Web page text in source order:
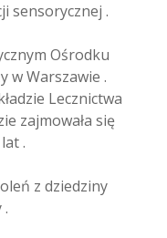
sensorycznej .
Ośrodku
w Warszawie .
Lecznictwa
zajmowała się
.
z dziedziny
.